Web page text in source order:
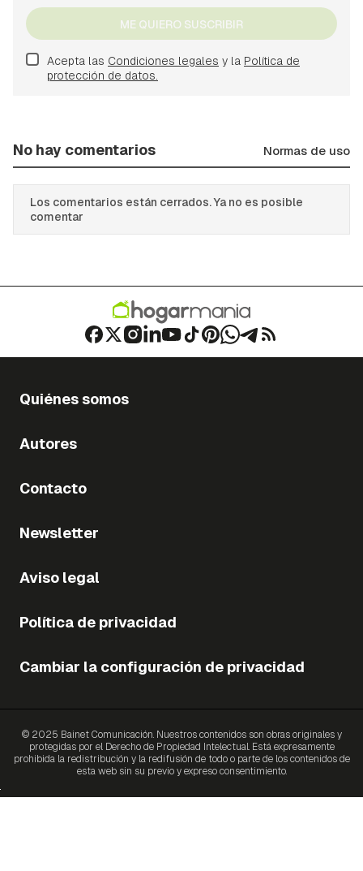
ME QUIERO SUSCRIBIR
Acepta las Condiciones legales y la Política de
protección de datos.
No hay comentarios Normas de uso
Los comentarios están cerrados. Ya no es posible
comentar
Quiénes somos
Autores
Contacto
Newsletter
Aviso legal
Política de privacidad
Cambiar la configuración de privacidad
© 2025 Bainet Comunicación. Nuestros contenidos son obras originales y
protegidas por el Derecho de Propiedad Intelectual. Está expresamente
prohibida la redistribución y la redifusión de todo o parte de los contenidos de
esta web sin su previo y expreso consentimiento.